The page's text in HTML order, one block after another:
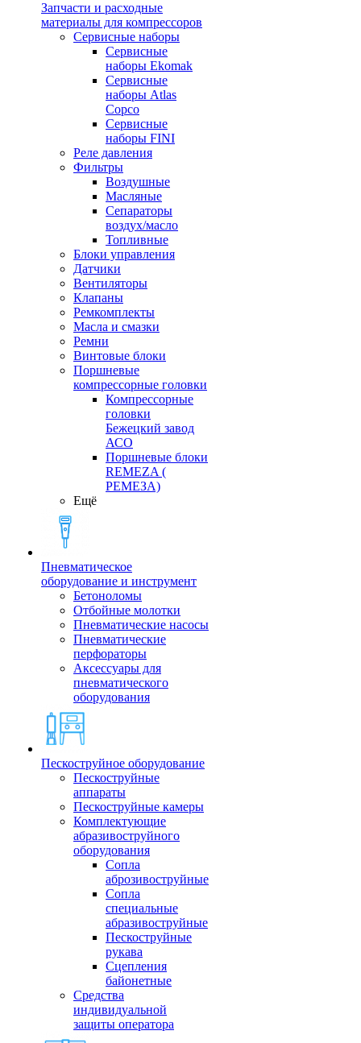
Запчасти и расходные
материалы для компрессоров
Cервисные наборы
Сервисные
наборы Ekomak
Cервисные
наборы Atlas
Copco
Сервисные
наборы FINI
Реле давления
Фильтры
Воздушные
Масляные
Сепараторы
воздух/масло
Топливные
Блоки управления
Датчики
Вентиляторы
Клапаны
Ремкомплекты
Масла и смазки
Ремни
Винтовые блоки
Поршневые
компрессорные головки
Компрессорные
головки
Бежецкий завод
АСО
Поршневые блоки
REMEZA (
РЕМЕЗА)
Ещё
Пневматическое
оборудование и инструмент
Бетоноломы
Отбойные молотки
Пневматические насосы
Пневматические
перфораторы
Аксессуары для
пневматического
оборудования
Пескоструйное оборудование
Пескоструйные
аппараты
Пескоструйные камеры
Комплектующие
абразивоструйного
оборудования
Сопла
аброзивоструйные
Сопла
специальные
абразивоструйные
Пескоструйные
рукава
Сцепления
байонетные
Средства
индивидуальной
защиты оператора